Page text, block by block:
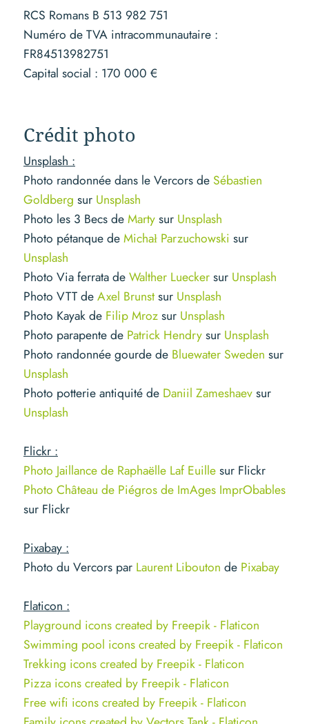
RCS Romans B 513 982 751
Numéro de TVA intracommunautaire :
FR84513982751
Capital social : 170 000 €
Crédit photo
Unsplash :
Photo randonnée dans le Vercors de Sébastien
Goldberg sur Unsplash
Photo les 3 Becs deMartysur Unsplash
Photo pétanque deMichał Parzuchowski sur
Unsplash
Photo Via ferrata deWalther Lueckersur Unsplash
Photo VTT deAxel Brunstsur Unsplash
Photo Kayak de Filip Mrozsur Unsplash
Photo parapente de Patrick Hendrysur Unsplash
Photo randonnée gourde de Bluewater Sweden sur
Unsplash
Photo potterie antiquité de Daniil Zameshaevsur
Unsplash
Flickr :
Photo Jaillance de Raphaëlle Laf Euillesur Flickr
Photo Château de Piégros de ImAges ImprObables
sur Flickr
Pixabay :
Photo du Vercors par Laurent Libouton de Pixabay
Flaticon :
Playground icons created by Freepik - Flaticon
Swimming pool icons created by Freepik - Flaticon
Trekking icons created by Freepik - Flaticon
Pizza icons created by Freepik - Flaticon
Free wifi icons created by Freepik - Flaticon